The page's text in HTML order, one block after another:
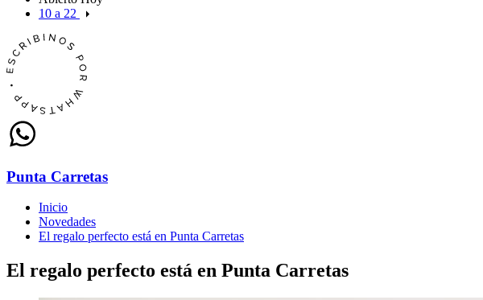
10 a 22
Punta Carretas
Inicio
Novedades
El regalo perfecto está en Punta Carretas
El regalo perfecto está en Punta Carretas